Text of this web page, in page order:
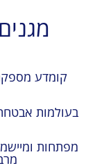
קומדע מספקת
בעולמות
מפתחות